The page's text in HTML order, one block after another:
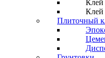
Клей
Клей
Плиточный